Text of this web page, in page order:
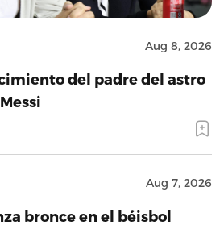
Aug 8, 2026
del padre del astro
Aug 7, 2026
bronce en el béisbol